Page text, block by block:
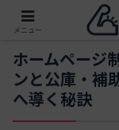
ホームページ
ンと公庫・補
へ導く秘訣
メニュー